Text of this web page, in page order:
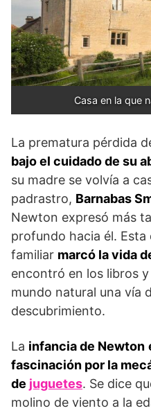
Casa en la que
La prematura pérdida
bajo el cuidado de su
su madre se volvía a
padrastro, Barnabas
Newton expresó más
profundo hacia él.
familiar marcó la vida
encontró en los libros
mundo natural una vía
descubrimiento.
La infancia de Newton
fascinación por la
de juguetes. Se dice
molino de viento a la